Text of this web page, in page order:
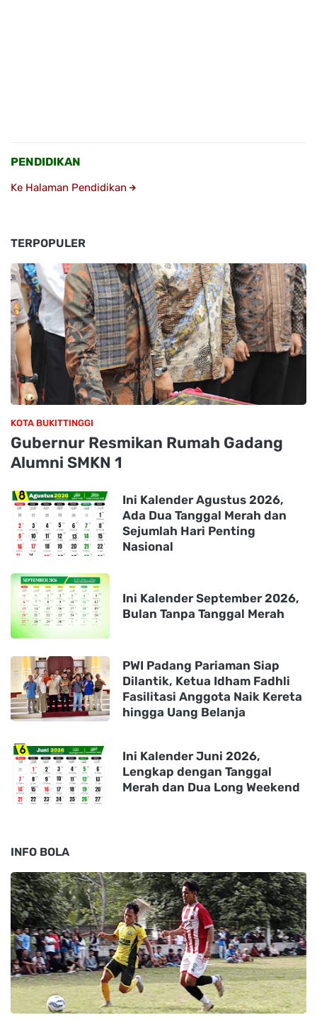
PENDIDIKAN
Ke Halaman Pendidikan
TERPOPULER
KOTA BUKITTINGGI
Gubernur Resmikan Rumah Gadang
Alumni SMKN 1
Ini Kalender Agustus 2026,
Ada Dua Tanggal Merah dan
Sejumlah Hari Penting
Nasional
Ini Kalender September 2026,
Bulan Tanpa Tanggal Merah
PWI Padang Pariaman Siap
Dilantik, Ketua Idham Fadhli
Fasilitasi Anggota Naik Kereta
hingga Uang Belanja
Ini Kalender Juni 2026,
Lengkap dengan Tanggal
Merah dan Dua Long Weekend
INFO BOLA